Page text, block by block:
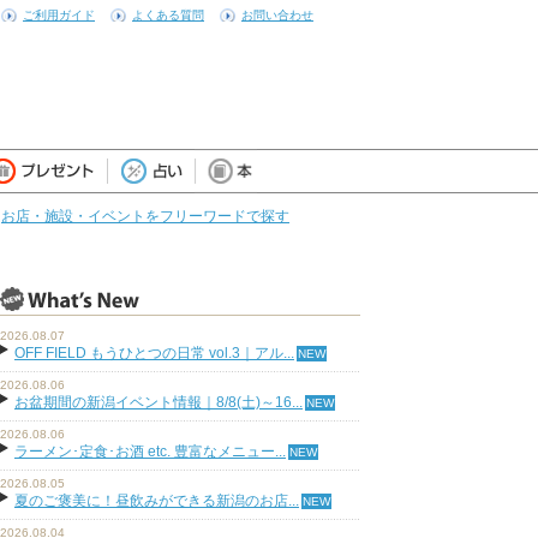
ご利用ガイド よくある質問 お問い合わせ
お店・施設・イベントをフリーワードで探す
2026.08.07
OFF FIELD もうひとつの日常 vol.3｜アル...
2026.08.06
お盆期間の新潟イベント情報｜8/8(土)～16...
2026.08.06
ラーメン･定食･お酒 etc. 豊富なメニュー...
2026.08.05
夏のご褒美に！昼飲みができる新潟のお店...
2026.08.04